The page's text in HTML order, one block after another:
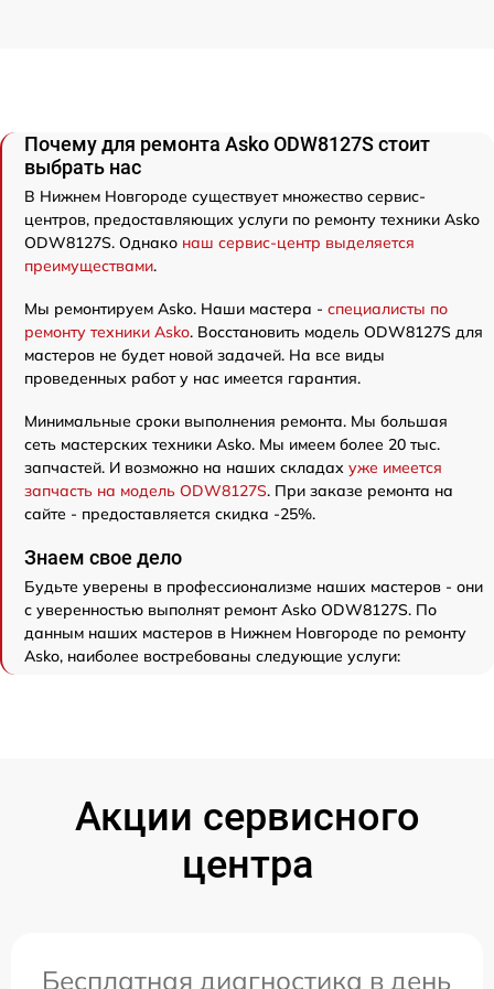
Почему для ремонта Asko ODW8127S стоит
выбрать нас
В Нижнем Новгороде существует множество сервис-
центров, предоставляющих услуги по ремонту техники Asko
ODW8127S. Однако наш сервис-центр выделяется
преимуществами.
Мы ремонтируем Asko. Наши мастера - специалисты по
ремонту техники Asko. Восстановить модель ODW8127S для
мастеров не будет новой задачей. На все виды
проведенных работ у нас имеется гарантия.
Минимальные сроки выполнения ремонта. Мы большая
сеть мастерских техники Asko. Мы имеем более 20 тыс.
запчастей. И возможно на наших складах уже имеется
запчасть на модель ODW8127S. При заказе ремонта на
сайте - предоставляется скидка -25%.
Знаем свое дело
Будьте уверены в профессионализме наших мастеров - они
с уверенностью выполнят ремонт Asko ODW8127S. По
данным наших мастеров в Нижнем Новгороде по ремонту
Asko, наиболее востребованы следующие услуги:
Акции сервисного
центра
Бесплатная диагностика в день